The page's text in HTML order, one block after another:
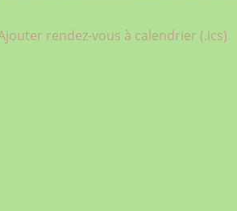
rendez-vous à calendrier (.ics)